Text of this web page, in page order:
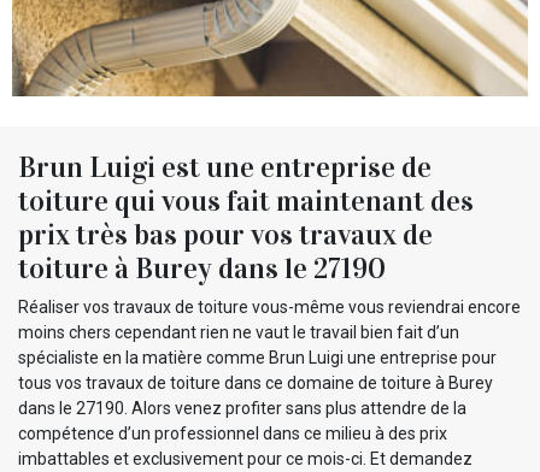
Brun Luigi est une entreprise de
toiture qui vous fait maintenant des
prix très bas pour vos travaux de
toiture à Burey dans le 27190
Réaliser vos travaux de toiture vous-même vous reviendrai encore
moins chers cependant rien ne vaut le travail bien fait d’un
spécialiste en la matière comme Brun Luigi une entreprise pour
tous vos travaux de toiture dans ce domaine de toiture à Burey
dans le 27190. Alors venez profiter sans plus attendre de la
compétence d’un professionnel dans ce milieu à des prix
imbattables et exclusivement pour ce mois-ci. Et demandez